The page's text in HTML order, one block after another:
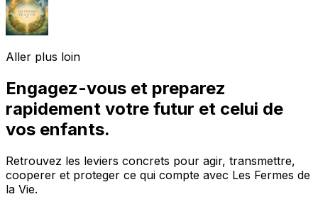
Aller plus loin
Engagez-vous et preparez
rapidement votre futur et celui de
vos enfants.
Retrouvez les leviers concrets pour agir, transmettre,
cooperer et proteger ce qui compte avec Les Fermes de
la Vie.